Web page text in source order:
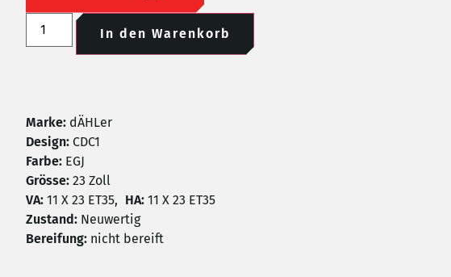
In den Warenkorb
Marke: dÄHLer
Design: CDC1
Farbe: EGJ
Grösse: 23 Zoll
VA: 11 X 23 ET35, HA: 11 X 23 ET35
Zustand: Neuwertig
Bereifung: nicht bereift